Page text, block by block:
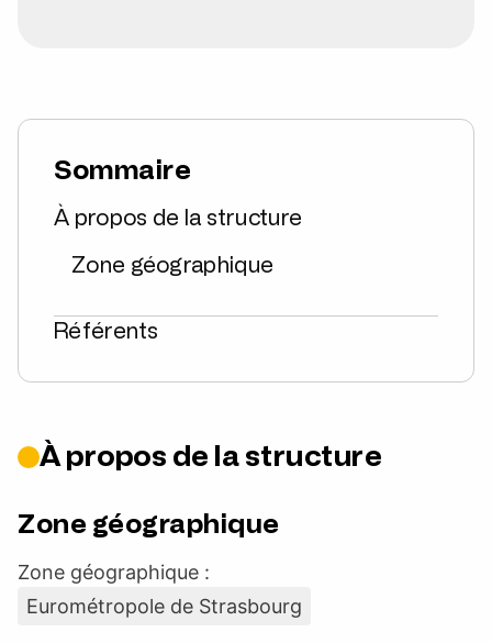
Sommaire
À propos de la structure
Zone géographique
Référents
À propos de la structure
Zone géographique
Zone géographique :
Eurométropole de Strasbourg